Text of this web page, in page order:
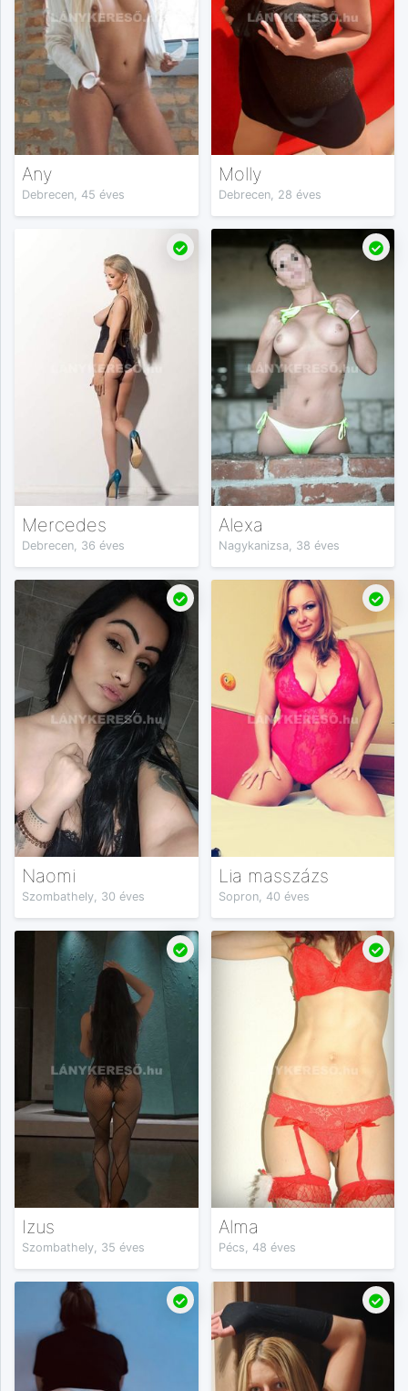
Any
Debrecen, 45 éves
Molly
Debrecen, 28 éves
Mercedes
Debrecen, 36 éves
Alexa
Nagykanizsa, 38 éves
Naomi
Szombathely, 30 éves
Lia masszázs
Sopron, 40 éves
Izus
Szombathely, 35 éves
Alma
Pécs, 48 éves